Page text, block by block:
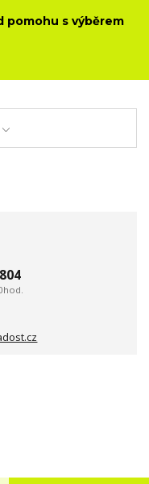
pomohu s výběrem